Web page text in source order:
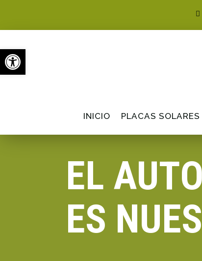
Abrir barra de herramientas

INICIO PLACAS SOLARES
EL
ES